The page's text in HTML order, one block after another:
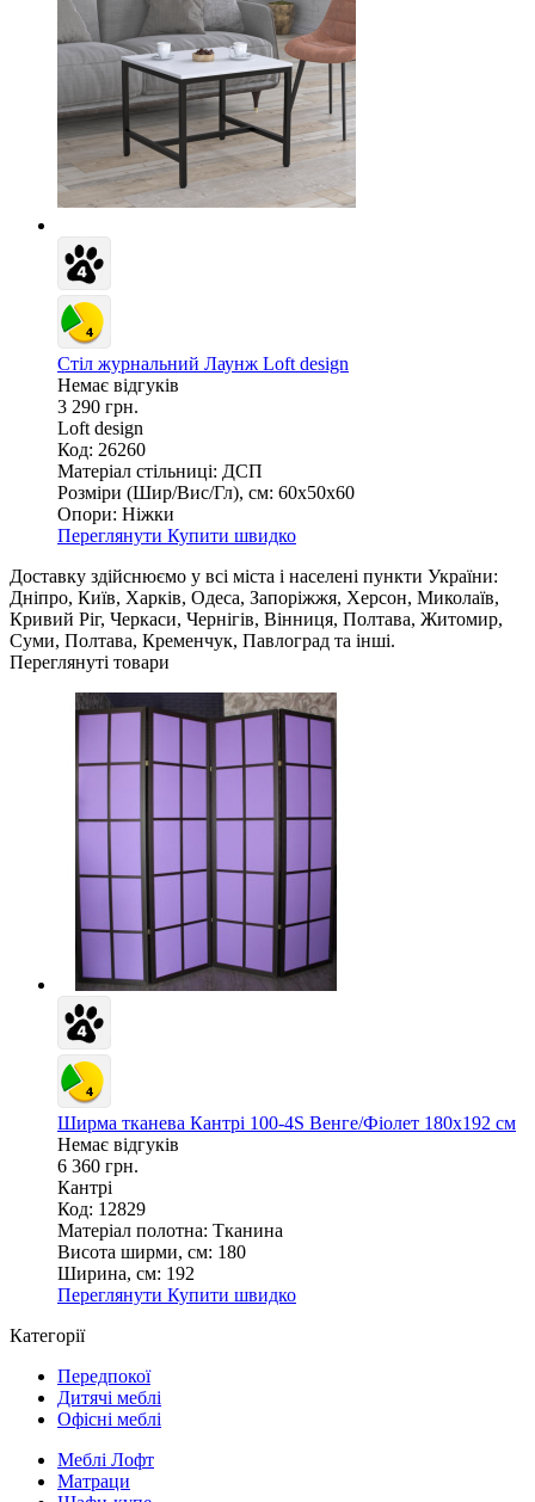
Стіл журнальний Лаунж Loft design
Немає відгуків
3 290 грн.
Loft design
Код: 26260
Матеріал стільниці: ДСП
Розміри (Шир/Вис/Гл), см: 60х50х60
Опори: Ніжки
Переглянути Купити швидко
Доставку здійснюємо у всі міста і населені пункти України:
Дніпро, Київ, Харків, Одеса, Запоріжжя, Херсон, Миколаїв,
Кривий Ріг, Черкаси, Чернігів, Вінниця, Полтава, Житомир,
Суми, Полтава, Кременчук, Павлоград та інші.
Переглянуті товари
Ширма тканева Кантрі 100-4S Венге/Фіолет 180х192 см
Немає відгуків
6 360 грн.
Кантрі
Код: 12829
Матеріал полотна: Тканина
Висота ширми, см: 180
Ширина, см: 192
Переглянути Купити швидко
Категорії
Передпокої
Дитячі меблі
Офісні меблі
Меблі Лофт
Матраци